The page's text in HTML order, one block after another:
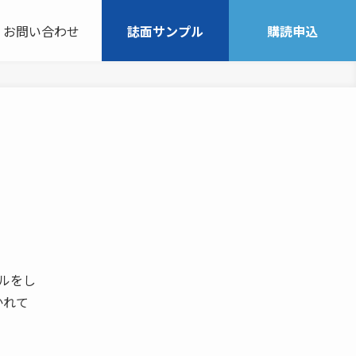
お問い合わせ 誌面サンプル 購読申込
をし
て